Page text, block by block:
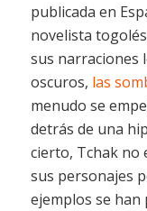
publicada en
novelista
sus narraciones
oscuros, las
menudo se
detrás de una
cierto, Tchak no
sus personajes
ejemplos se han